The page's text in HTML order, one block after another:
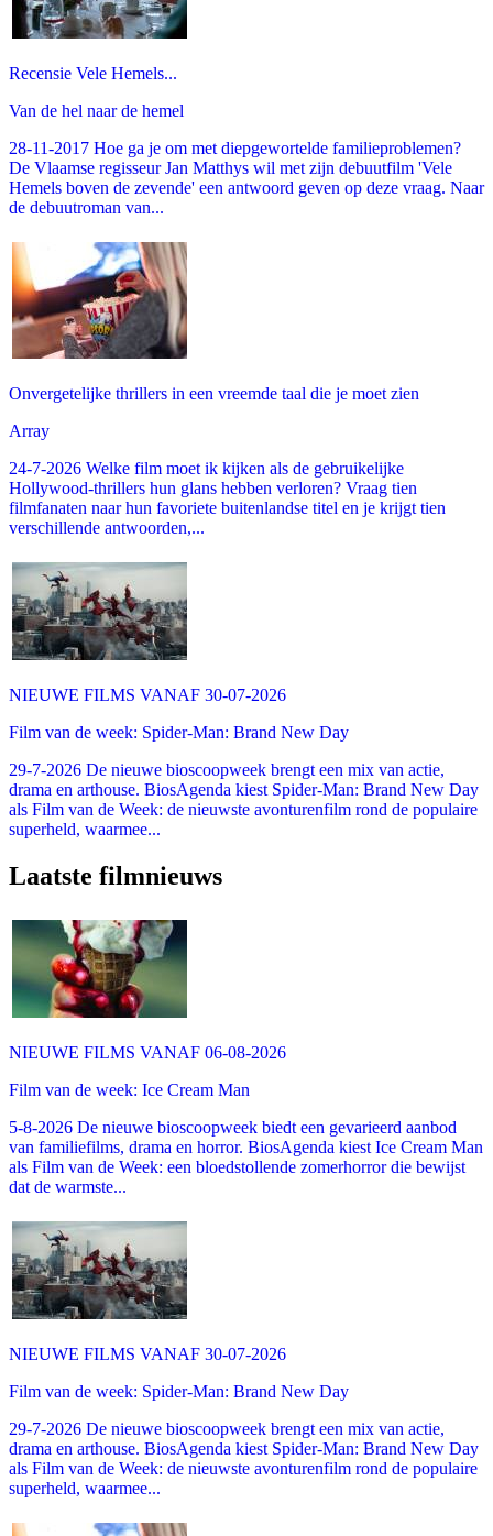
Recensie Vele Hemels...
Van de hel naar de hemel
28-11-2017 Hoe ga je om met diepgewortelde familieproblemen?
De Vlaamse regisseur Jan Matthys wil met zijn debuutfilm 'Vele
Hemels boven de zevende' een antwoord geven op deze vraag. Naar
de debuutroman van...
Onvergetelijke thrillers in een vreemde taal die je moet zien
Array
24-7-2026 Welke film moet ik kijken als de gebruikelijke
Hollywood-thrillers hun glans hebben verloren? Vraag tien
filmfanaten naar hun favoriete buitenlandse titel en je krijgt tien
verschillende antwoorden,...
NIEUWE FILMS VANAF 30-07-2026
Film van de week: Spider-Man: Brand New Day
29-7-2026 De nieuwe bioscoopweek brengt een mix van actie,
drama en arthouse. BiosAgenda kiest Spider-Man: Brand New Day
als Film van de Week: de nieuwste avonturenfilm rond de populaire
superheld, waarmee...
Laatste filmnieuws
NIEUWE FILMS VANAF 06-08-2026
Film van de week: Ice Cream Man
5-8-2026 De nieuwe bioscoopweek biedt een gevarieerd aanbod
van familiefilms, drama en horror. BiosAgenda kiest Ice Cream Man
als Film van de Week: een bloedstollende zomerhorror die bewijst
dat de warmste...
NIEUWE FILMS VANAF 30-07-2026
Film van de week: Spider-Man: Brand New Day
29-7-2026 De nieuwe bioscoopweek brengt een mix van actie,
drama en arthouse. BiosAgenda kiest Spider-Man: Brand New Day
als Film van de Week: de nieuwste avonturenfilm rond de populaire
superheld, waarmee...